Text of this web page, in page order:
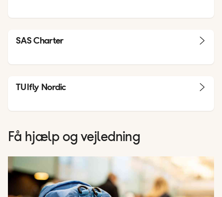
SAS Charter
TUIfly Nordic
Få hjælp og vejledning